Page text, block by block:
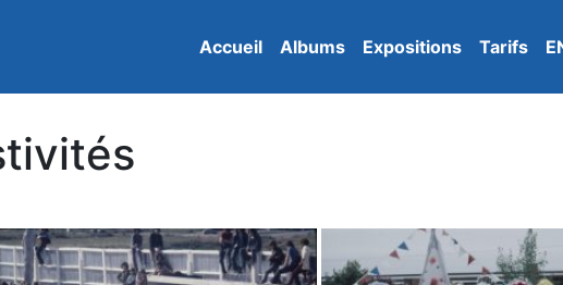
Accueil Albums Expositions Tarifs